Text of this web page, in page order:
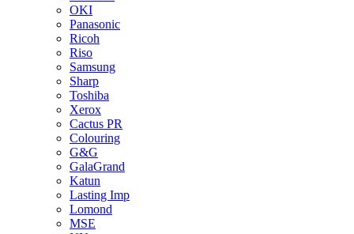
OKI
Panasonic
Ricoh
Riso
Samsung
Sharp
Toshiba
Xerox
Cactus PR
Colouring
G&G
GalaGrand
Katun
Lasting Imp
Lomond
MSE